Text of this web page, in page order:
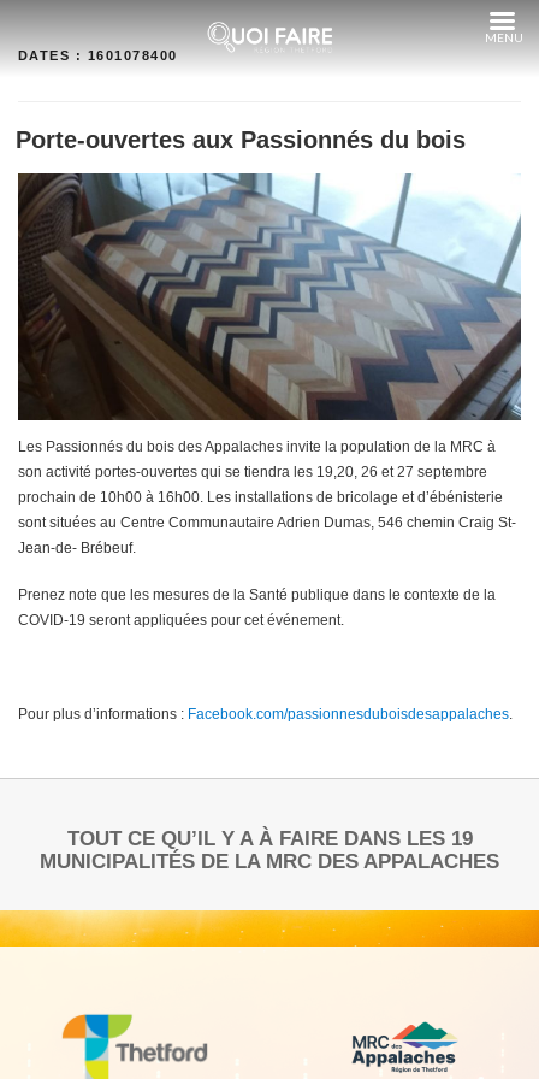
contenu
DATES : 1601078400
Porte-ouvertes aux Passionnés du bois
Les Passionnés du bois des Appalaches invite la population de la MRC à
son activité portes-ouvertes qui se tiendra les 19,20, 26 et 27 septembre
prochain de 10h00 à 16h00. Les installations de bricolage et d’ébénisterie
sont situées au Centre Communautaire Adrien Dumas, 546 chemin Craig St-
Jean-de- Brébeuf.
Prenez note que les mesures de la Santé publique dans le contexte de la
COVID-19 seront appliquées pour cet événement.
Pour plus d’informations : Facebook.com/passionnesduboisdesappalaches.
TOUT CE QU’IL Y A À FAIRE DANS LES 19
MUNICIPALITÉS DE LA MRC DES APPALACHES